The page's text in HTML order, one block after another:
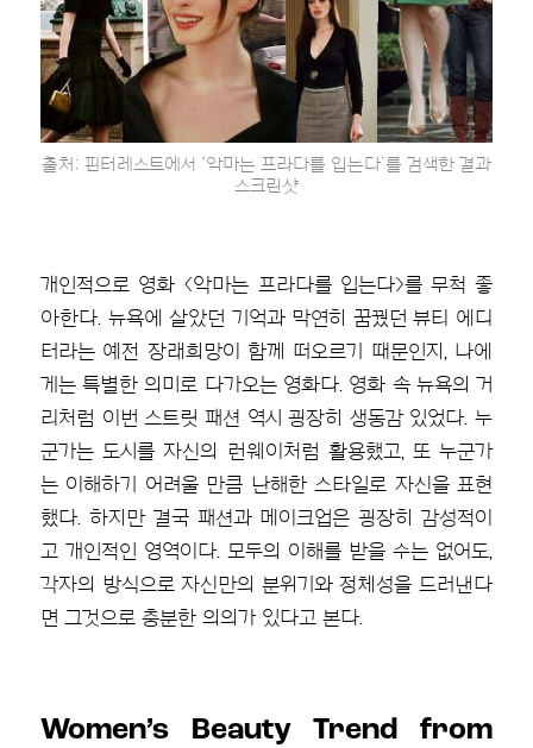
출처: 핀터레스트에서 ‘악마는 프라다를 입는다’를 검색한 결과
스크린샷
개인적으로 영화 <악마는 프라다를 입는다>를 무척 좋
아한다. 뉴욕에 살았던 기억과 막연히 꿈꿨던 뷰티 에디
터라는 예전 장래희망이 함께 떠오르기 때문인지, 나에
게는 특별한 의미로 다가오는 영화다. 영화 속 뉴욕의 거
리처럼 이번 스트릿 패션 역시 굉장히 생동감 있었다. 누
군가는 도시를 자신의 런웨이처럼 활용했고, 또 누군가
는 이해하기 어려울 만큼 난해한 스타일로 자신을 표현
했다. 하지만 결국 패션과 메이크업은 굉장히 감성적이
고 개인적인 영역이다. 모두의 이해를 받을 수는 없어도,
각자의 방식으로 자신만의 분위기와 정체성을 드러낸다
면 그것으로 충분한 의의가 있다고 본다.
Women’s Beauty Trend from